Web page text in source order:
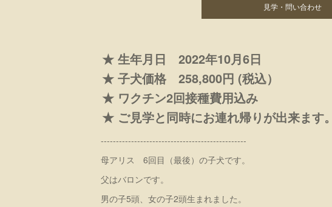
見学・問い合わせ
★ 生年月日 2022年10月6日
★ 子犬価格 258,800円 (税込）
★ ワクチン2回接種費用込み
★ ご見学と同時にお連れ帰りが出来ます。
------------------------------------------------
母アリス 6回目（最後）の子犬です。
父はバロンです。
男の子5頭、女の子2頭生まれました。